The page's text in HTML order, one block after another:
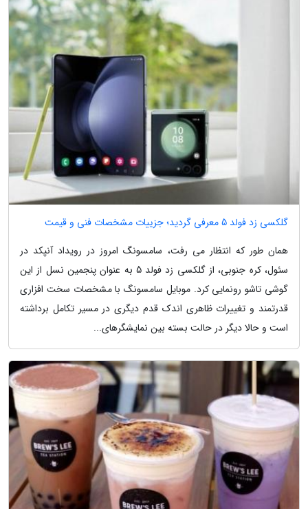
گلکسی زد فولد 5 معرفی گردید؛ جزییات مشخصات فنی و قیمت
همان طور که انتظار می رفت، سامسونگ امروز در رویداد آنپکد در
سئول، کره جنوبی، از گلکسی زد فولد 5 به عنوان پنجمین نسل از این
گوشی تاشو رونمایی کرد. موبایل سامسونگ با مشخصات سخت افزاری
قدرتمند و تغییرات ظاهری اندک قدم دیگری در مسیر تکامل برداشته
است و حالا دیگر در حالت بسته بین نمایشگرهای...